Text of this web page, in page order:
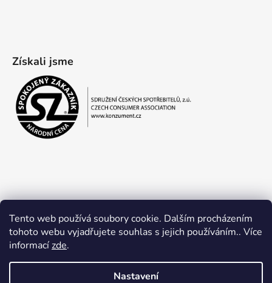
Tento web používá soubory cookie. Dalším procházením
tohoto webu vyjadřujete souhlas s jejich používáním.. Více
informacízde.
Nastavení
Získali jsme
Obchodní podmínky Ochrana osobních údajů